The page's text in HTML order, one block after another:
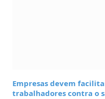
Empresas devem
trabalhadores contra o